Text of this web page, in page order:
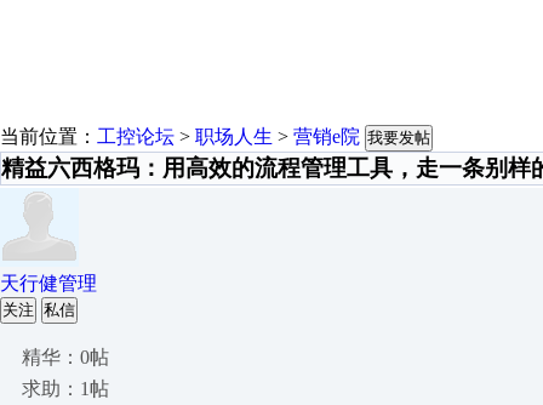
当前位置： 工控论坛 > 职场人生 > 营销e院 我要发帖
精益六西格玛：用高效的流程管理工具，走一条别样
天行健管理
关注 私信
精华：0帖
求助：1帖